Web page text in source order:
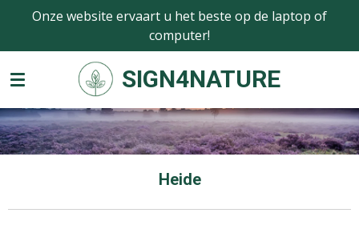
naar
de
hoofdinhoud
SIGN4NATURE
Onze website ervaart u het beste op de laptop of
computer!
Heide